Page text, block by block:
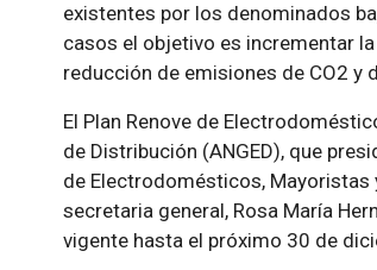
existentes por los denominados
casos el objetivo es incrementar
reducción de emisiones de CO2 y
El Plan Renove de
de Distribución (ANGED), que
de Electrodomésticos, Mayoristas
secretaria general, Rosa María
vigente hasta el próximo 30 de